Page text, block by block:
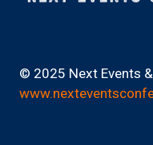
© 2025 Next Events